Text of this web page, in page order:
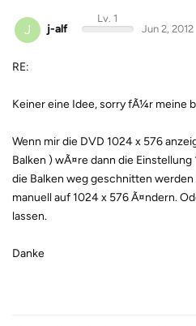
J j-alf
Lv. 1
Jun 2, 2012
RE:
Keiner eine Idee, sorry fÃ¼r meine
Wenn mir die DVD 1024 x 576
Balken ) wÃ¤re dann die
die Balken weg geschnitten
manuell auf 1024 x 576 Ã¤ndern.
lassen.
Danke